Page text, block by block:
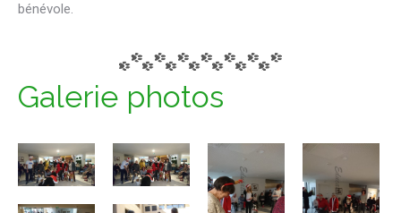
bénévole.
Galerie photos